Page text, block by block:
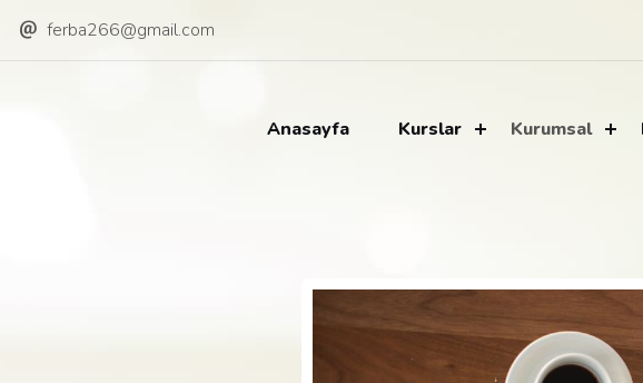
ferba266@gmail.com
Anasayfa Kurslar Kurumsal